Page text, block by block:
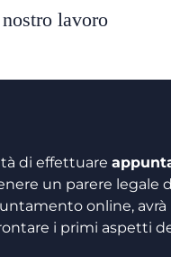
lavoro
di effettuare
un parere
online,
i primi aspetti